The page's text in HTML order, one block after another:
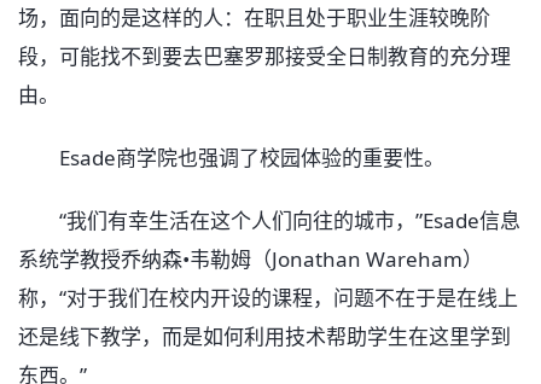
场，面向的是这样的人：在职且处于职业生涯较晚阶
段，可能找不到要去巴塞罗那接受全日制教育的充分理
由。
Esade商学院也强调了校园体验的重要性。
“我们有幸生活在这个人们向往的城市，”Esade信息
系统学教授乔纳森•韦勒姆（Jonathan Wareham）
称，“对于我们在校内开设的课程，问题不在于是在线上
还是线下教学，而是如何利用技术帮助学生在这里学到
东西。”